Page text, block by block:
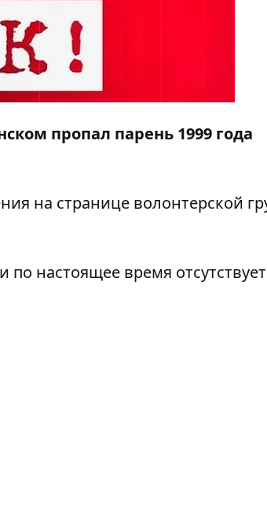
пропал парень 1999 года
на странице волонтерской
настоящее время